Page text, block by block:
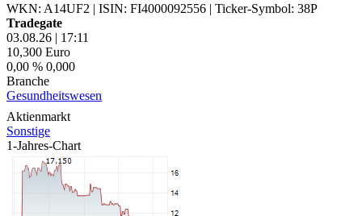
WKN: A14UF2 | ISIN: FI4000092556 | Ticker-Symbol: 38P
Tradegate
03.08.26 | 17:11
10,300 Euro
0,00 % 0,000
Branche
Gesundheitswesen
Aktienmarkt
Sonstige
1-Jahres-Chart